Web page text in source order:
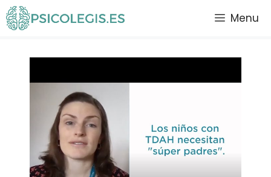
Saltar
al
Menu